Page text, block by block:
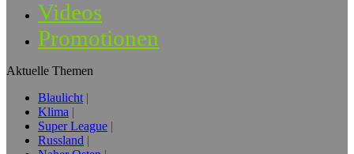
Videos
Promotionen
Aktuelle Themen
Blaulicht
Klima
Super League
Russland